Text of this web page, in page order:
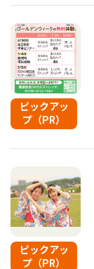
ピックアッ
プ（PR）
ピックアッ
プ（PR）